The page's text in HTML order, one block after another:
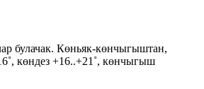
булачак. Көньяк-көнчыгыштан,
көндез +16..+21˚, көнчыгыш